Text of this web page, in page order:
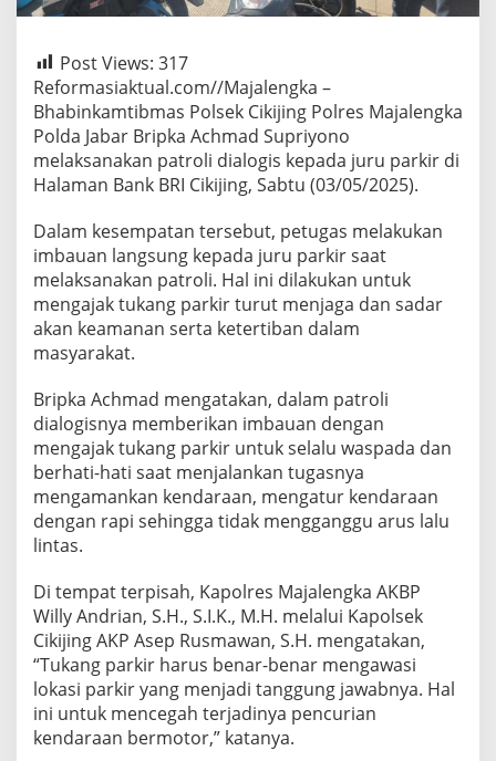
Post Views: 317
Reformasiaktual.com//Majalengka –
Bhabinkamtibmas Polsek Cikijing Polres Majalengka
Polda Jabar Bripka Achmad Supriyono
melaksanakan patroli dialogis kepada juru parkir di
Halaman Bank BRI Cikijing, Sabtu (03/05/2025).
Dalam kesempatan tersebut, petugas melakukan
imbauan langsung kepada juru parkir saat
melaksanakan patroli. Hal ini dilakukan untuk
mengajak tukang parkir turut menjaga dan sadar
akan keamanan serta ketertiban dalam
masyarakat.
Bripka Achmad mengatakan, dalam patroli
dialogisnya memberikan imbauan dengan
mengajak tukang parkir untuk selalu waspada dan
berhati-hati saat menjalankan tugasnya
mengamankan kendaraan, mengatur kendaraan
dengan rapi sehingga tidak mengganggu arus lalu
lintas.
Di tempat terpisah, Kapolres Majalengka AKBP
Willy Andrian, S.H., S.I.K., M.H. melalui Kapolsek
Cikijing AKP Asep Rusmawan, S.H. mengatakan,
“Tukang parkir harus benar-benar mengawasi
lokasi parkir yang menjadi tanggung jawabnya. Hal
ini untuk mencegah terjadinya pencurian
kendaraan bermotor,” katanya.